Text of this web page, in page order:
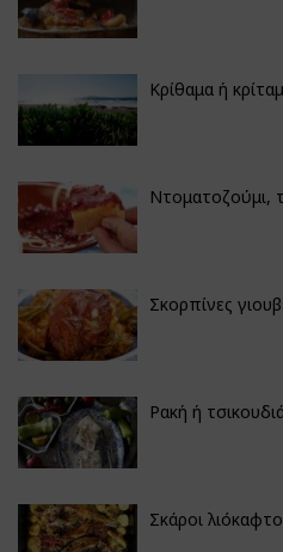
Κρίθαμα ή
Ντοματοζούμι,
Σκορπίνες
Ρακή ή
Σκάροι